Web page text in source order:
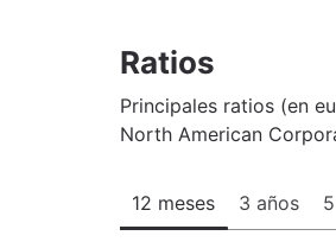
Ratios
Principales ratios (en
North American
12 meses 3 años